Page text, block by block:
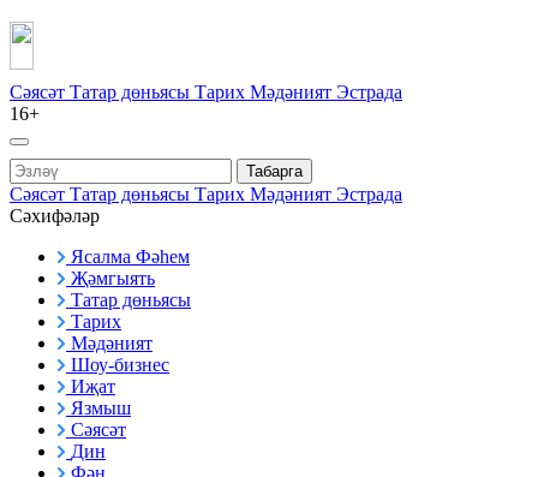
Сәясәт Татар дөньясы Тарих Мәдәният Эстрада
16+
Табарга
Сәясәт Татар дөньясы Тарих Мәдәният Эстрада
Сәхифәләр
Ясалма Фәһем
Җәмгыять
Татар дөньясы
Тарих
Мәдәният
Шоу-бизнес
Иҗат
Язмыш
Сәясәт
Дин
Фән